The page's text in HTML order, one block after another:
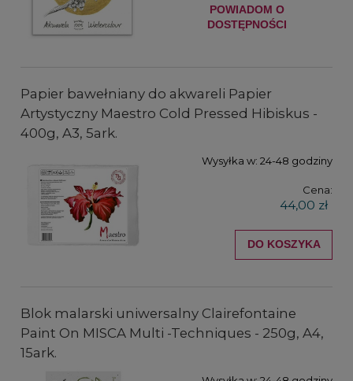
POWIADOM O
DOSTĘPNOŚCI
Papier bawełniany do akwareli Papier
Artystyczny Maestro Cold Pressed Hibiskus -
400g, A3, 5ark.
Wysyłka w: 24-48 godziny
Cena:
44,00 zł
DO KOSZYKA
Blok malarski uniwersalny Clairefontaine
Paint On MISCA Multi -Techniques - 250g, A4,
15ark.